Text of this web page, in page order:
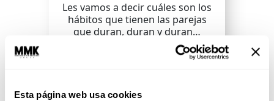
Esta página web usa cookies
Les vamos a decir cuáles son los
hábitos que tienen las parejas
que duran, duran y duran…